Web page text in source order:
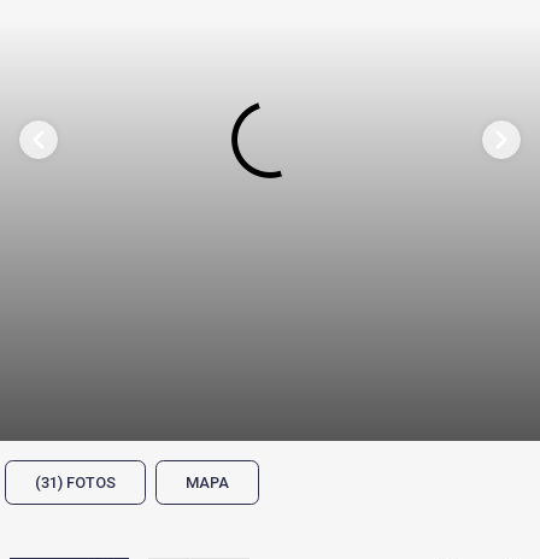
(31) FOTOS MAPA